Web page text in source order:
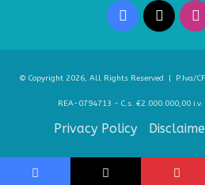
Facebook
© Copyright 2026, All Rights Reserved | P.Iva/
REA-0794713 - C.s. €2.000.000,00
Privacy Policy